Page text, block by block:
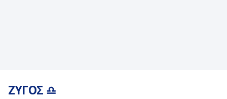
ΖΥΓΟΣ ♎